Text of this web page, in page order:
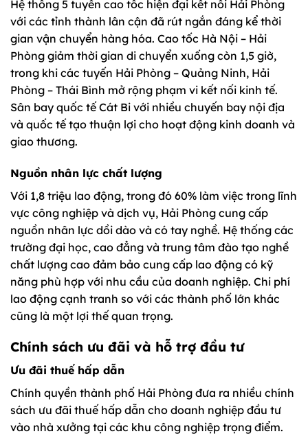
Hệ thống 5 tuyến cao tốc hiện đại kết nối Hải Phòng
với các tỉnh thành lân cận đã rút ngắn đáng kể thời
gian vận chuyển hàng hóa. Cao tốc Hà Nội – Hải
Phòng giảm thời gian di chuyển xuống còn 1,5 giờ,
trong khi các tuyến Hải Phòng – Quảng Ninh, Hải
Phòng – Thái Bình mở rộng phạm vi kết nối kinh tế.
Sân bay quốc tế Cát Bi với nhiều chuyến bay nội địa
và quốc tế tạo thuận lợi cho hoạt động kinh doanh và
giao thương.
Nguồn nhân lực chất lượng
Với 1,8 triệu lao động, trong đó 60% làm việc trong lĩnh
vực công nghiệp và dịch vụ, Hải Phòng cung cấp
nguồn nhân lực dồi dào và có tay nghề. Hệ thống các
trường đại học, cao đẳng và trung tâm đào tạo nghề
chất lượng cao đảm bảo cung cấp lao động có kỹ
năng phù hợp với nhu cầu của doanh nghiệp. Chi phí
lao động cạnh tranh so với các thành phố lớn khác
cũng là một lợi thế quan trọng.
Chính sách ưu đãi và hỗ trợ đầu tư
Ưu đãi thuế hấp dẫn
Chính quyền thành phố Hải Phòng đưa ra nhiều chính
sách ưu đãi thuế hấp dẫn cho doanh nghiệp đầu tư
vào nhà xưởng tại các khu công nghiệp trọng điểm.